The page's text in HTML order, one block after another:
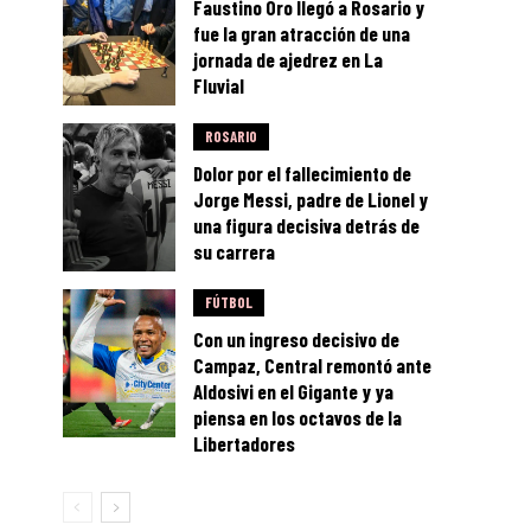
Faustino Oro llegó a Rosario y
fue la gran atracción de una
jornada de ajedrez en La
Fluvial
ROSARIO
Dolor por el fallecimiento de
Jorge Messi, padre de Lionel y
una figura decisiva detrás de
su carrera
FÚTBOL
Con un ingreso decisivo de
Campaz, Central remontó ante
Aldosivi en el Gigante y ya
piensa en los octavos de la
Libertadores